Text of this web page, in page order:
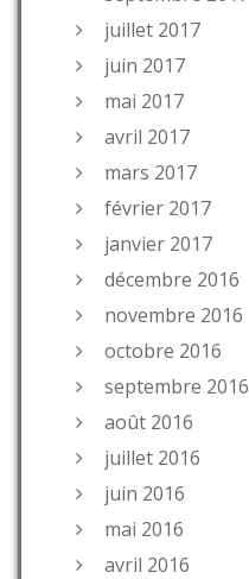
juillet 2017
juin 2017
mai 2017
avril 2017
mars 2017
février 2017
janvier 2017
décembre 2016
novembre 2016
octobre 2016
septembre 2016
août 2016
juillet 2016
juin 2016
mai 2016
avril 2016